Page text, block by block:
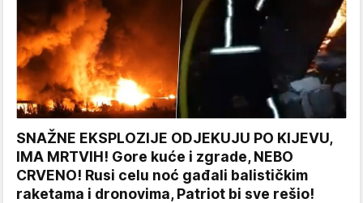
SNAŽNE EKSPLOZIJE ODJEKUJU PO KIJEVU,
IMA MRTVIH! Gore kuće i zgrade, NEBO
CRVENO! Rusi celu noć gađali balističkim
raketama i dronovima, Patriot bi sve rešio!